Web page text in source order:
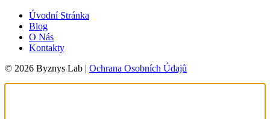
Úvodní Stránka
Blog
O Nás
Kontakty
© 2026 Byznys Lab | Ochrana Osobních Údajů